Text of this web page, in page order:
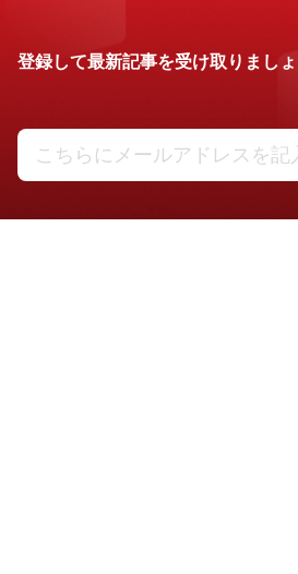
登録して最新記事を受け取りましょ